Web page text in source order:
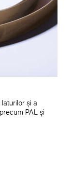
și a
PAL și